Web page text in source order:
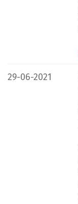
29-06-2021